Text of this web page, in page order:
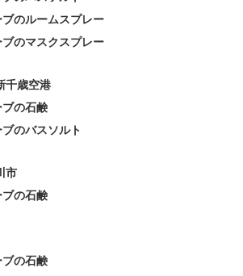
ブのルームスプレー
ブのマスクスプレー
千歳空港
ブの石鹸
のバスソルト
市
ブの石鹸
ブの石鹸